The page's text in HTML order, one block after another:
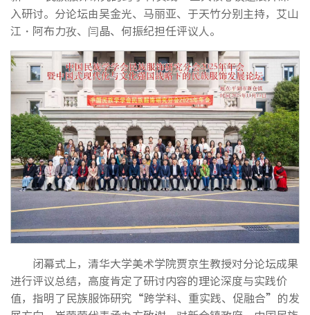
入研讨。分论坛由吴金光、马丽亚、于天竹分别主持，艾山
江・阿布力孜、闫晶、何振纪担任评议人。
闭幕式上，清华大学美术学院贾京生教授对分论坛成果
进行评议总结，高度肯定了研讨内容的理论深度与实践价
值，指明了民族服饰研究“跨学科、重实践、促融合”的发